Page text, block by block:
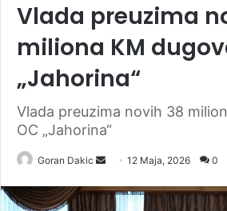
Vlada preuzima
miliona KM
„Jahorina“
Vlada preuzima novih 38
OC „Jahorina“
Goran Dakic
n
12 Maja, 2026 0